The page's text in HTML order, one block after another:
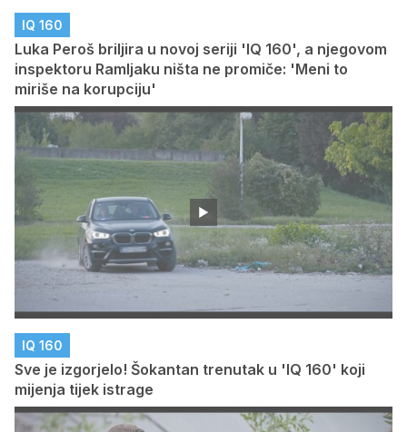
IQ 160
Luka Peroš briljira u novoj seriji 'IQ 160', a njegovom
inspektoru Ramljaku ništa ne promiče: 'Meni to
miriše na korupciju'
IQ 160
Sve je izgorjelo! Šokantan trenutak u 'IQ 160' koji
mijenja tijek istrage